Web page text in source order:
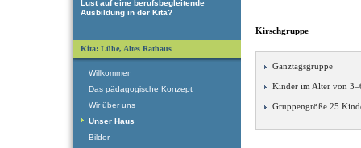
Lust auf eine berufsbegleitende
Ausbildung in der Kita?
Kirschgruppe
Ganztagsgruppe
Kinder im Alter von
Gruppengröße 25
Kita: Lühe, Altes Rathaus
Willkommen
Das pädagogische Konzept
Wir über uns
Unser Haus
Bilder